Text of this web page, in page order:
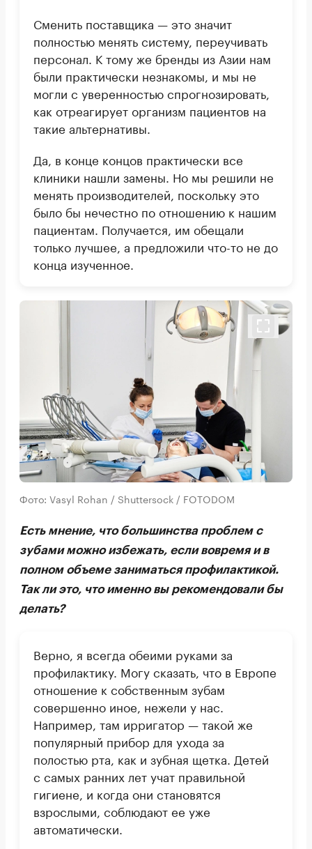
Сменить поставщика — это значит
полностью менять систему, переучивать
персонал. К тому же бренды из Азии нам
были практически незнакомы, и мы не
могли с уверенностью спрогнозировать,
как отреагирует организм пациентов на
такие альтернативы.
Да, в конце концов практически все
клиники нашли замены. Но мы решили не
менять производителей, поскольку это
было бы нечестно по отношению к нашим
пациентам. Получается, им обещали
только лучшее, а предложили что-то не до
конца изученное.
Фото: Vasyl Rohan / Shuttersock / FOTODOM
Есть мнение, что большинства проблем с
зубами можно избежать, если вовремя и в
полном объеме заниматься профилактикой.
Так ли это, что именно вы рекомендовали бы
делать?
Верно, я всегда обеими руками за
профилактику. Могу сказать, что в Европе
отношение к собственным зубам
совершенно иное, нежели у нас.
Например, там ирригатор — такой же
популярный прибор для ухода за
полостью рта, как и зубная щетка. Детей
с самых ранних лет учат правильной
гигиене, и когда они становятся
взрослыми, соблюдают ее уже
автоматически.